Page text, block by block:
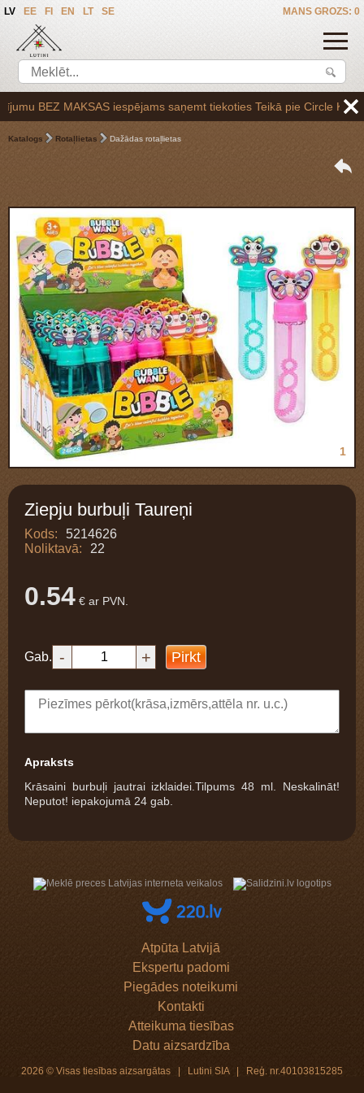
MANS GROZS: 0
LV EE FI EN LT SE
BEZ MAKSAS iespējams saņemt tiekoties Teikā pie Circle K
Katalogs Rotaļlietas Dažādas rotaļlietas
1
Ziepju burbuļi Taureņi
Kods:
5214626
Noliktavā:
22
0.54 € ar PVN.
Gab. - + Pirkt
Apraksts
Krāsaini burbuļi jautrai izklaidei.Tilpums 48 ml. Neskalināt!
Neputot! iepakojumā 24 gab.
Atpūta Latvijā
Ekspertu padomi
Piegādes noteikumi
Kontakti
Atteikuma tiesības
Datu aizsardzība
2026 © Visas tiesības aizsargātas | Lutini SIA | Reģ. nr.40103815285